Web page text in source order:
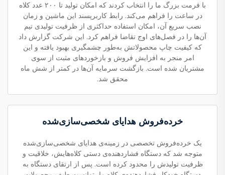
با فرمت بزرگ ما را انتخاب کردند که امکان تولید تا ۲۰۰ عدد کلاه
در ساعت را فراهم می‌کند. رابط کاربرپسند این ماشین و زمان
نصب سریع آن، امکان استفاده حداکثری از ظرفیت تولیدی تیم
آن‌ها را در فصل‌های اوج تقاضا فراهم کرد. این شرکت گزارش داد
که کیفیت چاپ محصولاتش به‌طور چشمگیری بهبود یافته و این
امر منجر به افزایش فروش و بازخوردهای مثبت از سوی
مشتریان شده است. بازگشت سرمایه آن‌ها در کمتر از شش ماه
محقق شد.
خرده‌فروش هدایای شخصی‌سازی‌شده
یک خرده‌فروش تخصصی در زمینه‌ی هدایای شخصی‌سازی‌شده
متوجه شد که دستگاه فشاردهنده‌ی دستی کلاه‌هایش، خلاقیت و
ظرفیت تولیدش را محدود کرده است. پس از ارتقای دستگاه به